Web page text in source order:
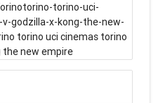
torino-uci-
godzilla-x-kong-the-new-
torino uci cinemas torino
the new empire